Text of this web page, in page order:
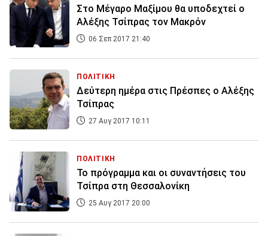
Στο Μέγαρο Μαξίμου θα υποδεχτεί ο
Αλέξης Τσίπρας τον Μακρόν
06 Σεπ 2017 21:40
ΠΟΛΙΤΙΚΗ
Δεύτερη ημέρα στις Πρέσπες ο Αλέξης
Τσίπρας
27 Αυγ 2017 10:11
ΠΟΛΙΤΙΚΗ
Το πρόγραμμα και οι συναντήσεις του
Τσίπρα στη Θεσσαλονίκη
25 Αυγ 2017 20:00